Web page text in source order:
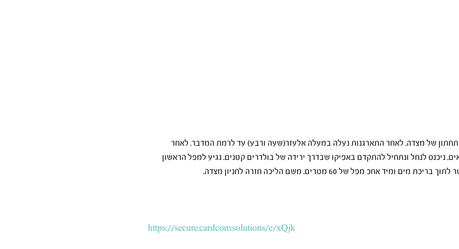
בתאריך  5.6 ניפגש בשעה 6:00 בחניון התחתון של מצדה. לאחר התארגנות נעלה במעלה אלעזר(שעה ורבע) עד לרמת המדבר. לאחר
ניכנס לנחל ונתחיל להתקדם באפיקו שבדרך ירידה של בולדרים קטנים. נגיע למפל הראשון
https://secure.cardcom.solutions/e/xQjk